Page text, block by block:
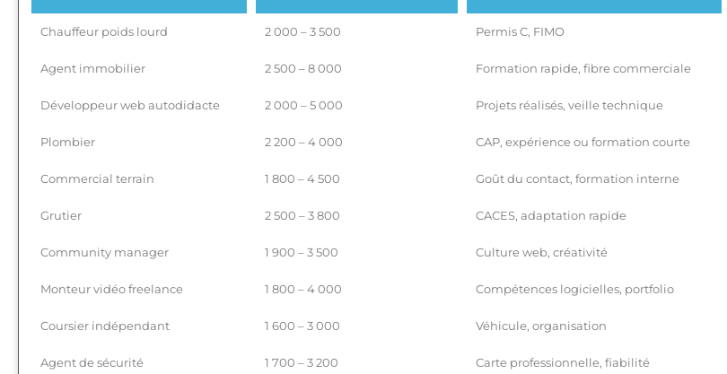
Chauffeur poids lourd 2 000 – 3 500 Permis C, FIMO
Agent immobilier 2 500 – 8 000 Formation rapide, fibre commerciale
Développeur web autodidacte 2 000 – 5 000 Projets réalisés, veille technique
Plombier 2 200 – 4 000 CAP, expérience ou formation courte
Commercial terrain 1 800 – 4 500 Goût du contact, formation interne
Grutier 2 500 – 3 800 CACES, adaptation rapide
Community manager 1 900 – 3 500 Culture web, créativité
Monteur vidéo freelance 1 800 – 4 000 Compétences logicielles, portfolio
Coursier indépendant 1 600 – 3 000 Véhicule, organisation
Agent de sécurité 1 700 – 3 200 Carte professionnelle, fiabilité